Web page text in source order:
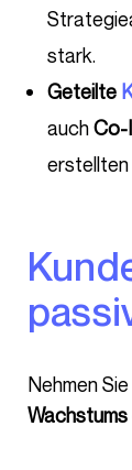
stark.
Geteilte
auchCo-
erstellten
Kundenbindung ≠
Nehmen
Wachstums